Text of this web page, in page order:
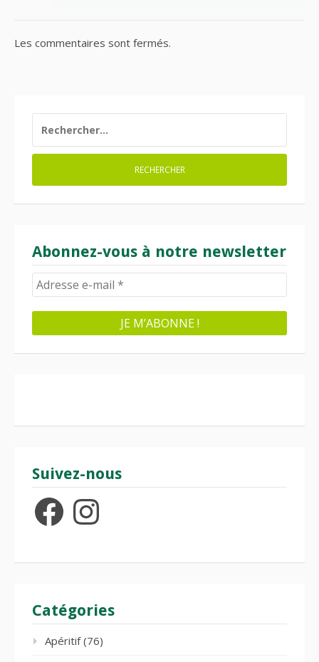
Les commentaires sont fermés.
Abonnez-vous à notre newsletter
Suivez-nous
FacebookInstagram
Catégories
Apéritif(76)